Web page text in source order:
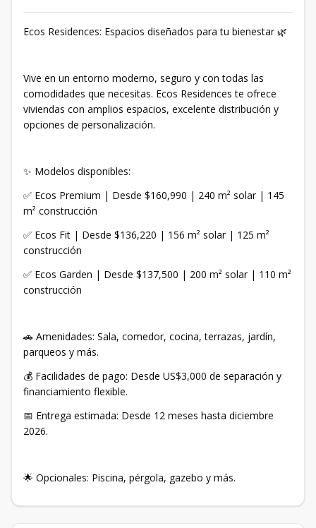
Ecos Residences: Espacios diseñados para tu bienestar 🌿
Vive en un entorno moderno, seguro y con todas las
comodidades que necesitas. Ecos Residences te ofrece
viviendas con amplios espacios, excelente distribución y
opciones de personalización.
✨ Modelos disponibles:
✅ Ecos Premium | Desde $160,990 | 240 m² solar | 145
m² construcción
✅ Ecos Fit | Desde $136,220 | 156 m² solar | 125 m²
construcción
✅ Ecos Garden | Desde $137,500 | 200 m² solar | 110 m²
construcción
🚗 Amenidades: Sala, comedor, cocina, terrazas, jardín,
parqueos y más.
💰 Facilidades de pago: Desde US$3,000 de separación y
financiamiento flexible.
📅 Entrega estimada: Desde 12 meses hasta diciembre
2026.
🌟 Opcionales: Piscina, pérgola, gazebo y más.